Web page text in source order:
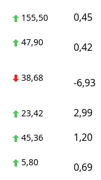
155,50 0,45
47,90 0,42
38,68 -6,93
23,42 2,99
45,36 1,20
5,80 0,69